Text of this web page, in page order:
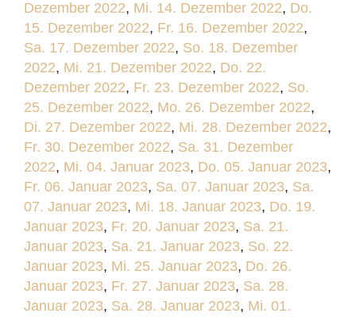
Dezember 2022, Mi. 14. Dezember 2022, Do.
15. Dezember 2022, Fr. 16. Dezember 2022,
Sa. 17. Dezember 2022, So. 18. Dezember
2022, Mi. 21. Dezember 2022, Do. 22.
Dezember 2022, Fr. 23. Dezember 2022, So.
25. Dezember 2022, Mo. 26. Dezember 2022,
Di. 27. Dezember 2022, Mi. 28. Dezember 2022,
Fr. 30. Dezember 2022, Sa. 31. Dezember
2022, Mi. 04. Januar 2023, Do. 05. Januar 2023,
Fr. 06. Januar 2023, Sa. 07. Januar 2023, Sa.
07. Januar 2023, Mi. 18. Januar 2023, Do. 19.
Januar 2023, Fr. 20. Januar 2023, Sa. 21.
Januar 2023, Sa. 21. Januar 2023, So. 22.
Januar 2023, Mi. 25. Januar 2023, Do. 26.
Januar 2023, Fr. 27. Januar 2023, Sa. 28.
Januar 2023, Sa. 28. Januar 2023, Mi. 01.